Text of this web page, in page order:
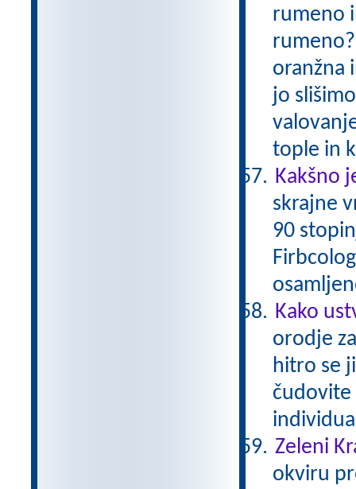
rumeno
oranžna
jo
tople in
Kakšno
skrajne
90
Kako
orodje
hitro se
čudovite
Zeleni
okviru